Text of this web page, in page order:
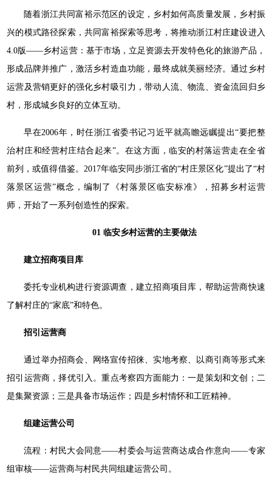
随着浙江共同富裕示范区的设定，乡村如何高质量发展，乡村振
兴的模式路径探索，共同富裕探索等思考，将推动浙江村庄建设进入
4.0版——乡村运营：基于市场，立足资源去开发特色化的旅游产品，
形成品牌并推广，激活乡村造血功能，最终成就美丽经济。通过乡村
运营及营销更好的强化乡村吸引力，带动人流、物流、资金流回归乡
村，形成城乡良好的立体互动。
早在2006年，时任浙江省委书记习近平就高瞻远瞩提出“要把整
治村庄和经营村庄结合起来”。在这方面，临安的村落运营走在全省
前列，或值得借鉴。2017年临安同步浙江省的“村庄景区化”提出了“村
落景区运营”概念，编制了《村落景区临安标准》，招募乡村运营
师，开始了一系列创造性的探索。
01 临安乡村运营的主要做法
建立招商项目库
委托专业机构进行资源调查，建立招商项目库，帮助运营商快速
了解村庄的“家底”和特色。
招引运营商
通过举办招商会、网络宣传招徕、实地考察、以商引商等形式来
招引运营商，择优引入。重点考察四方面能力：一是策划和文创；二
是集聚资源；三是具备市场运作；四是乡村情怀和工匠精神。
组建运营公司
流程：村民大会同意——村委会与运营商达成合作意向——专家
组审核——运营商与村民共同组建运营公司。